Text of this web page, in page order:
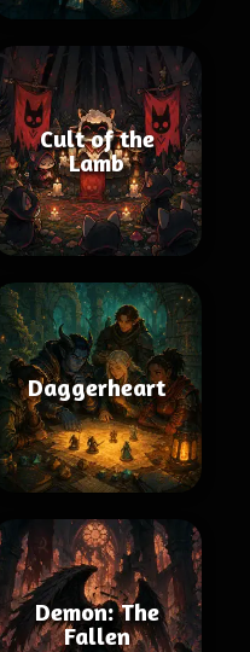
Cult of the
Lamb
Daggerheart
Demon: The
Fallen